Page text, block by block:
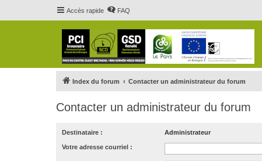
Accès rapide FAQ
Index du forum Contacter un administrateur du forum
Contacter un administrateur du forum
Destinataire : Administrateur
Votre adresse courriel :